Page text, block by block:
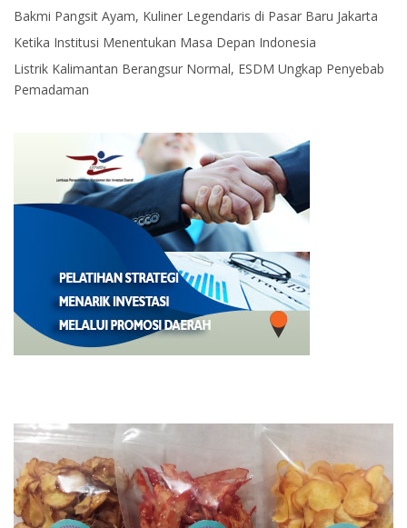
Bakmi Pangsit Ayam, Kuliner Legendaris di Pasar Baru Jakarta
Ketika Institusi Menentukan Masa Depan Indonesia
Listrik Kalimantan Berangsur Normal, ESDM Ungkap Penyebab
Pemadaman